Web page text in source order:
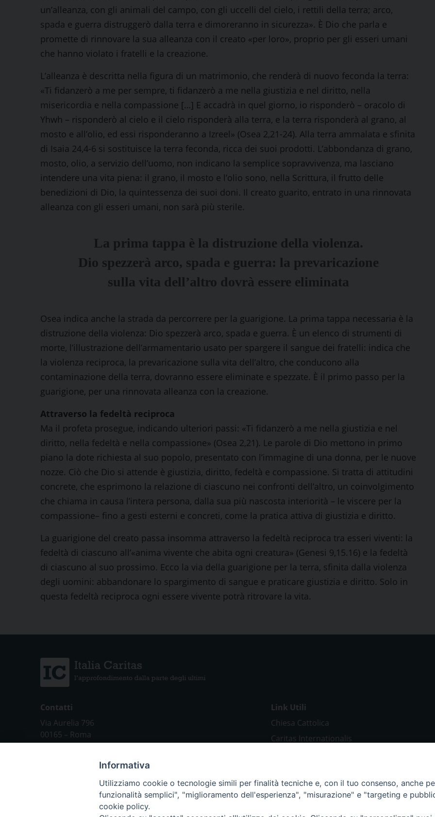
un’alleanza, con gli animali del campo, con gli uccelli del cielo, i rettili della terra; arco,
spada e guerra distruggerò dalla terra e dimoreranno in sicurezza». È Dio che parla e
promette di rinnovare la sua alleanza con il creato «per loro», proprio per gli esseri umani
che hanno violato i fratelli e la creazione.
L’alleanza è descritta nella figura di un matrimonio, che renderà di nuovo feconda la terra:
«Ti fidanzerò a me per sempre, ti fidanzerò a me nella giustizia e nel diritto, nella
misericordia e nella compassione […] E accadrà in quel giorno, io risponderò – oracolo di
Yhwh – risponderò al cielo e il cielo risponderà alla terra, e la terra risponderà al grano, al
mosto e all’olio, ed essi risponderanno a Izreel» (Osea 2,21-24). Alla terra ammalata e sfinita
di Isaia 24,4-6 si sostituisce la terra feconda, ricca dei suoi prodotti. L’abbondanza di grano,
mosto, olio, a servizio dell’uomo, non indicano la semplice sopravvivenza, ma lasciano
intendere una vita piena: il grano, il mosto e l’olio sono, nella Scrittura, il frutto delle
benedizioni di Dio, la quintessenza dei suoi doni. Il creato guarito, entrato in una rinnovata
alleanza con gli esseri umani, non sarà più sterile.
La prima tappa è la distruzione della violenza.
Dio spezzerà arco, spada e guerra: la prevaricazione
sulla vita dell’altro dovrà essere eliminata
Osea indica anche la strada da percorrere per la guarigione. La prima tappa necessaria è la
distruzione della violenza: Dio spezzerà arco, spada e guerra. È un elenco di strumenti di
morte, l’illustrazione dell’armamentario usato per spargere il sangue dei fratelli: indica che
la violenza reciproca, la prevaricazione sulla vita dell’altro, che conducono alla
contaminazione della terra, dovranno essere eliminate e spezzate. È il primo passo per la
guarigione, per una rinnovata alleanza con la creazione.
Attraverso la fedeltà reciproca
Ma il profeta prosegue, indicando ulteriori passi: «Ti fidanzerò a me nella giustizia e nel
diritto, nella fedeltà e nella compassione» (Osea 2,21). Le parole di Dio mettono in primo
piano la dote richiesta al suo popolo, presentato con l’immagine di una donna, per le nuove
nozze. Ciò che Dio si attende è giustizia, diritto, fedeltà e compassione. Si tratta di attitudini
concrete, che esprimono la relazione di ciascuno nei confronti dell’altro, un coinvolgimento
che chiama in causa l’intera persona, dalla sua più nascosta interiorità – le viscere per la
compassione– fino a gesti esterni e concreti, come la pratica attiva di giustizia e diritto.
La guarigione del creato passa insomma attraverso la fedeltà reciproca tra esseri viventi: la
fedeltà di ciascuno all’«anima vivente che abita ogni creatura» (Genesi 9,15.16) e la fedeltà
di ciascuno al suo prossimo. Ecco la via della guarigione per la terra, sfinita dalla violenza
degli uomini: abbandonare lo spargimento di sangue e praticare giustizia e diritto. Solo in
questa fedeltà reciproca ogni essere vivente potrà ritrovare la vita.
Contatti
Via Aurelia 796
00165 – Roma
tel: +39 06 661 771
Link Utili
Chiesa Cattolica
Caritas Internationalis
Avvenire
Sir
Informativa
Utilizziamo cookie o tecnologie simili per finalità tecniche e, con il tuo consenso, anche
funzionalità semplici", "miglioramento dell'esperienza", "misurazione" e "targeting e
cookie policy.